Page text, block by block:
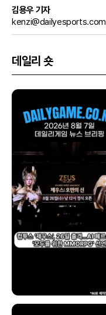
김용우 기자
kenzi@dailyesports.com
데일리 숏